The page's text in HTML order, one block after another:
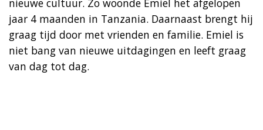
jaar 4 maanden in Tanzania. Daarnaast brengt hij
graag tijd door met vrienden en familie. Emiel is
niet bang van nieuwe uitdagingen en leeft graag
van dag tot dag.